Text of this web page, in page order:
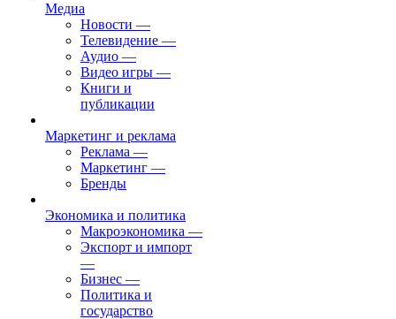
Медиа
Новости —
Телевидение —
Аудио —
Видео игры —
Книги и
публикации
Маркетинг и реклама
Реклама —
Маркетинг —
Бренды
Экономика и политика
Макроэкономика —
Экспорт и импорт
—
Бизнес —
Политика и
государство